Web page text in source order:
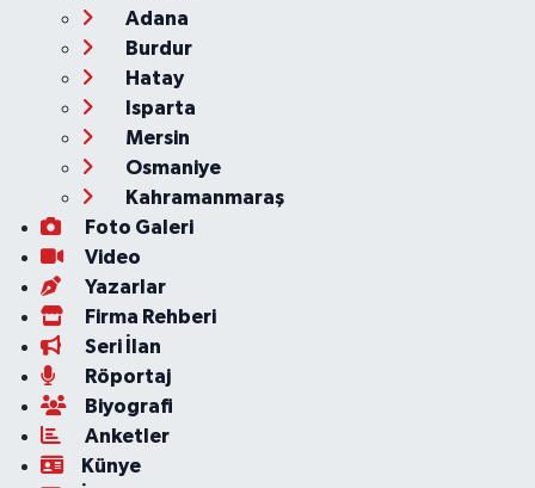
Adana
Burdur
Hatay
Isparta
Mersin
Osmaniye
Kahramanmaraş
Foto Galeri
Video
Yazarlar
Firma Rehberi
Seri İlan
Röportaj
Biyografi
Anketler
Künye